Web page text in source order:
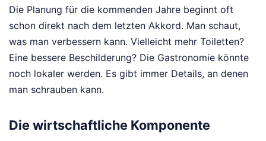
Die Planung für die kommenden Jahre beginnt oft
schon direkt nach dem letzten Akkord. Man schaut,
was man verbessern kann. Vielleicht mehr Toiletten?
Eine bessere Beschilderung? Die Gastronomie könnte
noch lokaler werden. Es gibt immer Details, an denen
man schrauben kann.
Die wirtschaftliche Komponente